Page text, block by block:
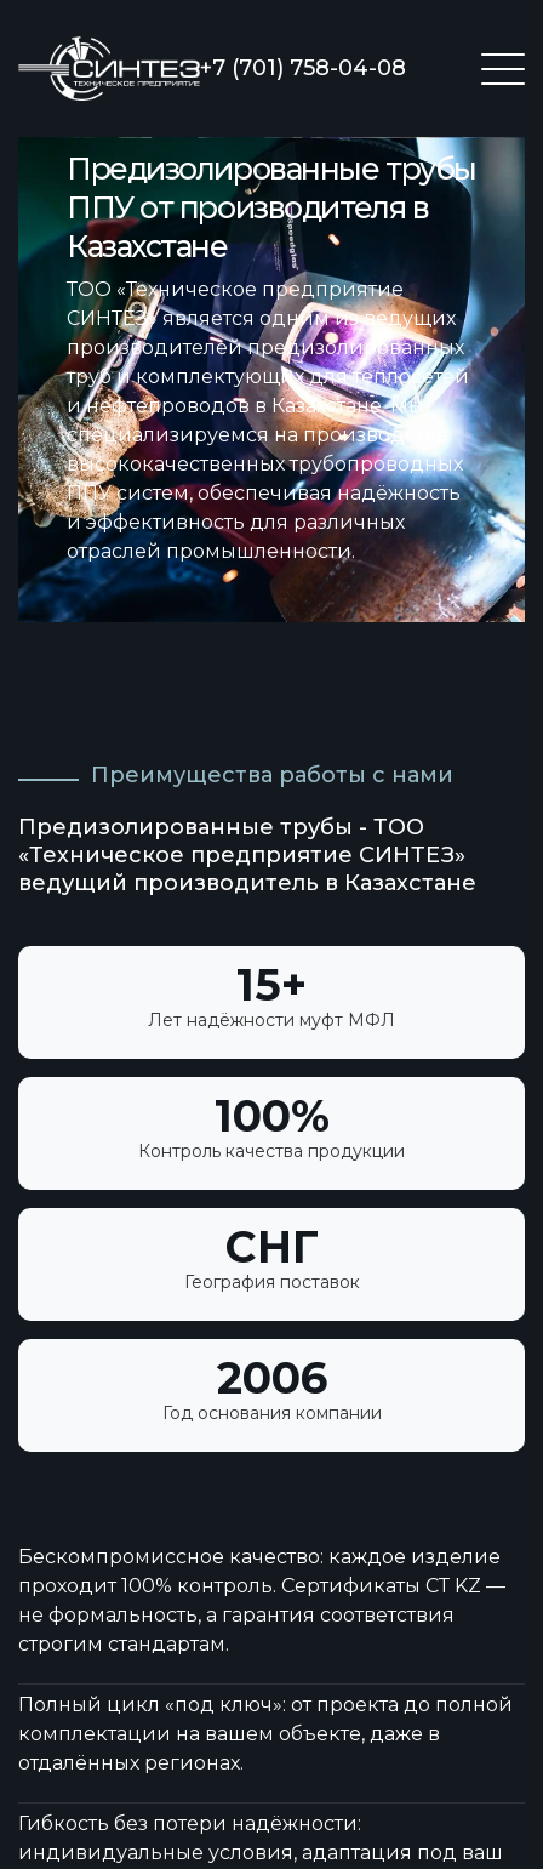
+7 (701) 758-04-08
Предизолированные трубы
ППУ от производителя в
Казахстане
ТОО «Техническое предприятие
СИНТЕЗ» является одним из ведущих
производителей предизолированных
труб и комплектующих для теплосетей
и нефтепроводов в Казахстане. Мы
специализируемся на производстве
высококачественных трубопроводных
ППУ систем, обеспечивая надёжность
и эффективность для различных
отраслей промышленности.
Преимущества работы с нами
Предизолированные трубы - ТОО
«Техническое предприятие СИНТЕЗ»
ведущий производитель в Казахстане
15+
Лет надёжности муфт МФЛ
100%
Контроль качества продукции
СНГ
География поставок
2006
Год основания компании
Бескомпромиссное качество: каждое изделие
проходит 100% контроль. Сертификаты СТ KZ —
не формальность, а гарантия соответствия
строгим стандартам.
Полный цикл «под ключ»: от проекта до полной
комплектации на вашем объекте, даже в
отдалённых регионах.
Гибкость без потери надёжности:
индивидуальные условия, адаптация под ваш